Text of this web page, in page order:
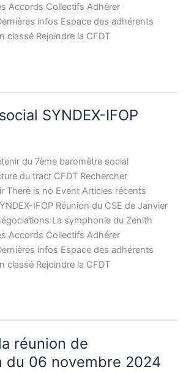
Accords Collectifs Adhérer
infos Espace des adhérents
classé Rejoindre la CFDT
SYNDEX-IFOP
du 7ème baromètre social
du tract CFDT Rechercher
There is no Event Articles récents
IFOP Réunion du CSE de Janvier
La symphonie du Zenith
Accords Collectifs Adhérer
infos Espace des adhérents
classé Rejoindre la CFDT
réunion de
du 06 novembre 2024